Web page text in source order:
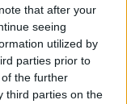
that after your
seeing
utilized by
parties prior to
the further
third parties on the
Vidéos